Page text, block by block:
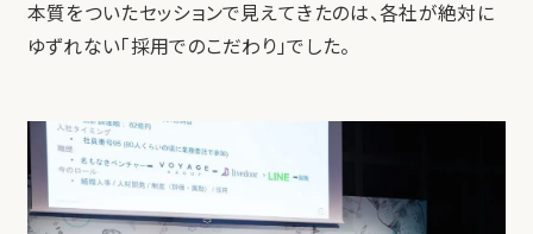
本質をついたセッションで見えてきたのは、各社が絶対に
ゆずれない「採用でのこだわり」でした。